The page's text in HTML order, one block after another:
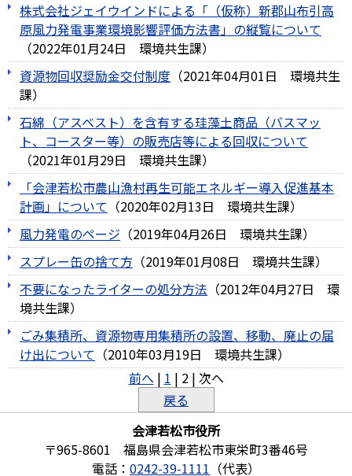
株式会社ジェイウインドによる「（仮称）新郡山布引高
原風力発電事業環境影響評価方法書」の縦覧について
（2022年01月24日 環境共生課）
資源物回収奨励金交付制度 （2021年04月01日
環境共生
課）
石綿（アスベスト）を含有する珪藻土商品（バスマッ
ト、コースター等）の販売店等による回収について
（2021年01月29日 環境共生課）
「会津若松市農山漁村再生可能エネルギー導入促進基本
計画」について （2020年02月13日 環境共生課）
風力発電のページ （2019年04月26日 環境共生課）
スプレー缶の捨て方 （2019年01月08日 環境共生課）
不要になったライターの処分方法 （2012年04月27日
環
境共生課）
ごみ集積所、資源物専用集積所の設置、移動、廃止の届
け出について （2010年03月19日 環境共生課）
前へ | 1 | 2| 次へ
戻る
会津若松市役所
〒965-8601 福島県会津若松市東栄町3番46号
電話： 0242-39-1111 （代表）